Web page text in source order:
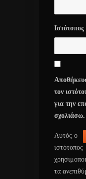
Ιστότοπος
τον
για την
σχολιάσω.
Αυτός ο
ιστότοπος
τα